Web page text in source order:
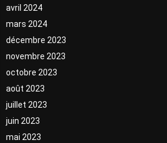
avril 2024
mars 2024
décembre 2023
novembre 2023
octobre 2023
août 2023
juillet 2023
juin 2023
mai 2023